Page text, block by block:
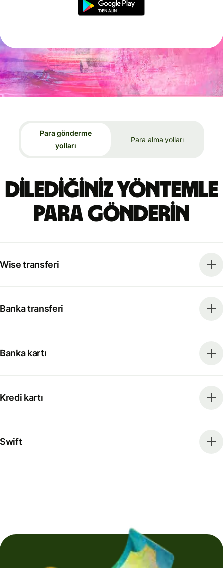
Para gönderme
yolları
Para alma yolları
Dilediğiniz yöntemle
para gönderin
Wise transferi
Banka transferi
Banka kartı
Kredi kartı
Swift